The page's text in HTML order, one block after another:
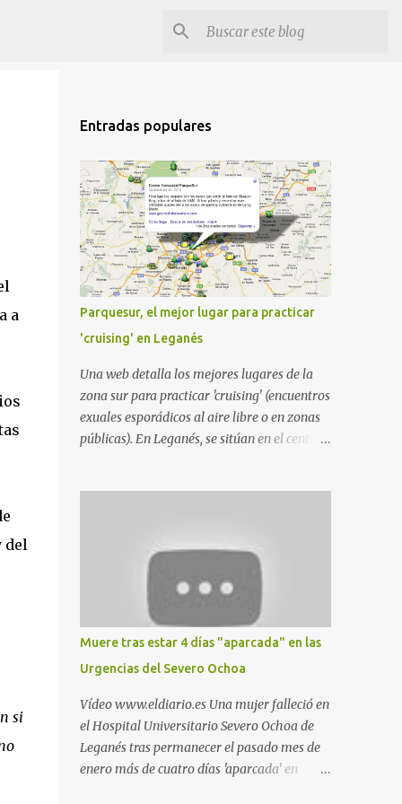
a
del
si
Entradas populares
Parquesur, el mejor lugar para practicar
'cruising' en Leganés
Una web detalla los mejores lugares de la
zona sur para practicar 'cruising' (encuentros
exuales esporádicos al aire libre o en zonas
públicas). En Leganés, se sitúan en el centro
indica esta información recopilada por los
propios practicantes. 'Ante la crisis, disfrute' ,
señalan. "Cruising: Parquesur: para ligar
baños junto a Burger King o H&M. Y si has
pillado pareja ocacional, parking
subterráneo de Leroy Merlin. Otro espacio
para el 'cruising' es enfrente al tanatorio
(junto al estadio municipal de Butarque) y
caminos entre el estadio y Plaza Nueva. Otro
lugar: Escombrera de Polvoranca, entre
Leganés y Móstoles También en el parque de
Muere tras estar 4 días "aparcada" en las
Urgencias del Severo Ochoa
Vídeo www.eldiario.es Una mujer falleció en
el Hospital Universitario Severo Ochoa de
Leganés tras permanecer el pasado mes de
enero más de cuatro días 'aparcada' en